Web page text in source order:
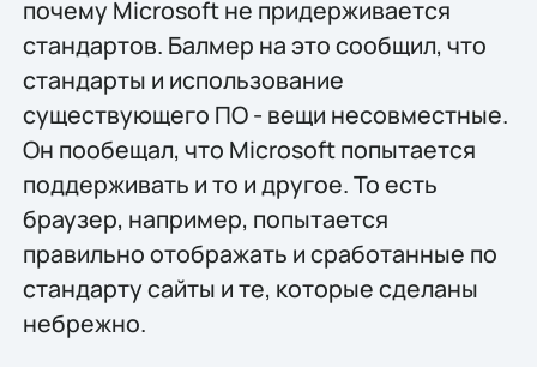
почему Microsoft не придерживается
стандартов. Балмер на это сообщил, что
стандарты и использование
существующего ПО - вещи несовместные.
Он пообещал, что Microsoft попытается
поддерживать и то и другое. То есть
браузер, например, попытается
правильно отображать и сработанные по
стандарту сайты и те, которые сделаны
небрежно.